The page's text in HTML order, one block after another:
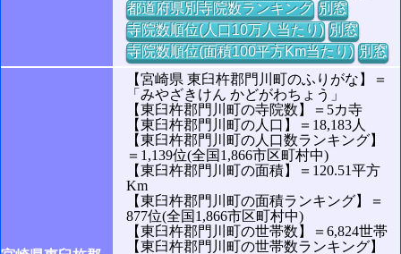
都道府県別寺院数ランキング 別窓
寺院数順位(人口10万人当たり) 別窓
寺院数順位(面積100平方Km当たり) 別窓
【宮崎県 東臼杵郡門川町のふりがな】＝
「みやざきけん かどがわちょう」
【東臼杵郡門川町の寺院数】＝5カ寺
【東臼杵郡門川町の人口】＝18,183人
【東臼杵郡門川町の人口数ランキング】
＝1,139位(全国1,866市区町村中)
【東臼杵郡門川町の面積】＝120.51平方
Km
【東臼杵郡門川町の面積ランキング】＝
877位(全国1,866市区町村中)
【東臼杵郡門川町の世帯数】＝6,824世帯
【東臼杵郡門川町の世帯数ランキング】